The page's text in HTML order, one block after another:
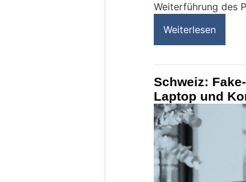
Weiterführung des
Weiterlesen
Schweiz:
Laptop und